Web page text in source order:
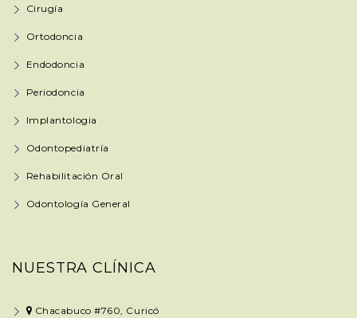
Cirugía
Ortodoncia
Endodoncia
Periodoncia
Implantologia
Odontopediatría
Rehabilitación Oral
Odontología General
NUESTRA CLÍNICA
Chacabuco #760, Curicó